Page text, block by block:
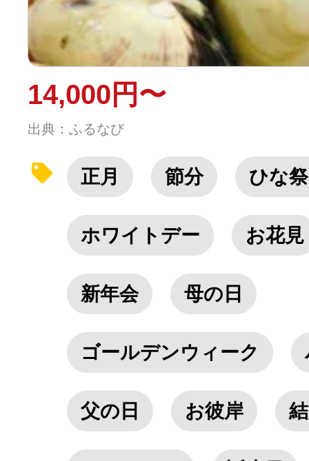
14,000円〜
出典：ふるなび
正月 節分 ひな
ホワイトデー お花見
新年会 母の日
ゴールデンウィーク
父の日 お彼岸